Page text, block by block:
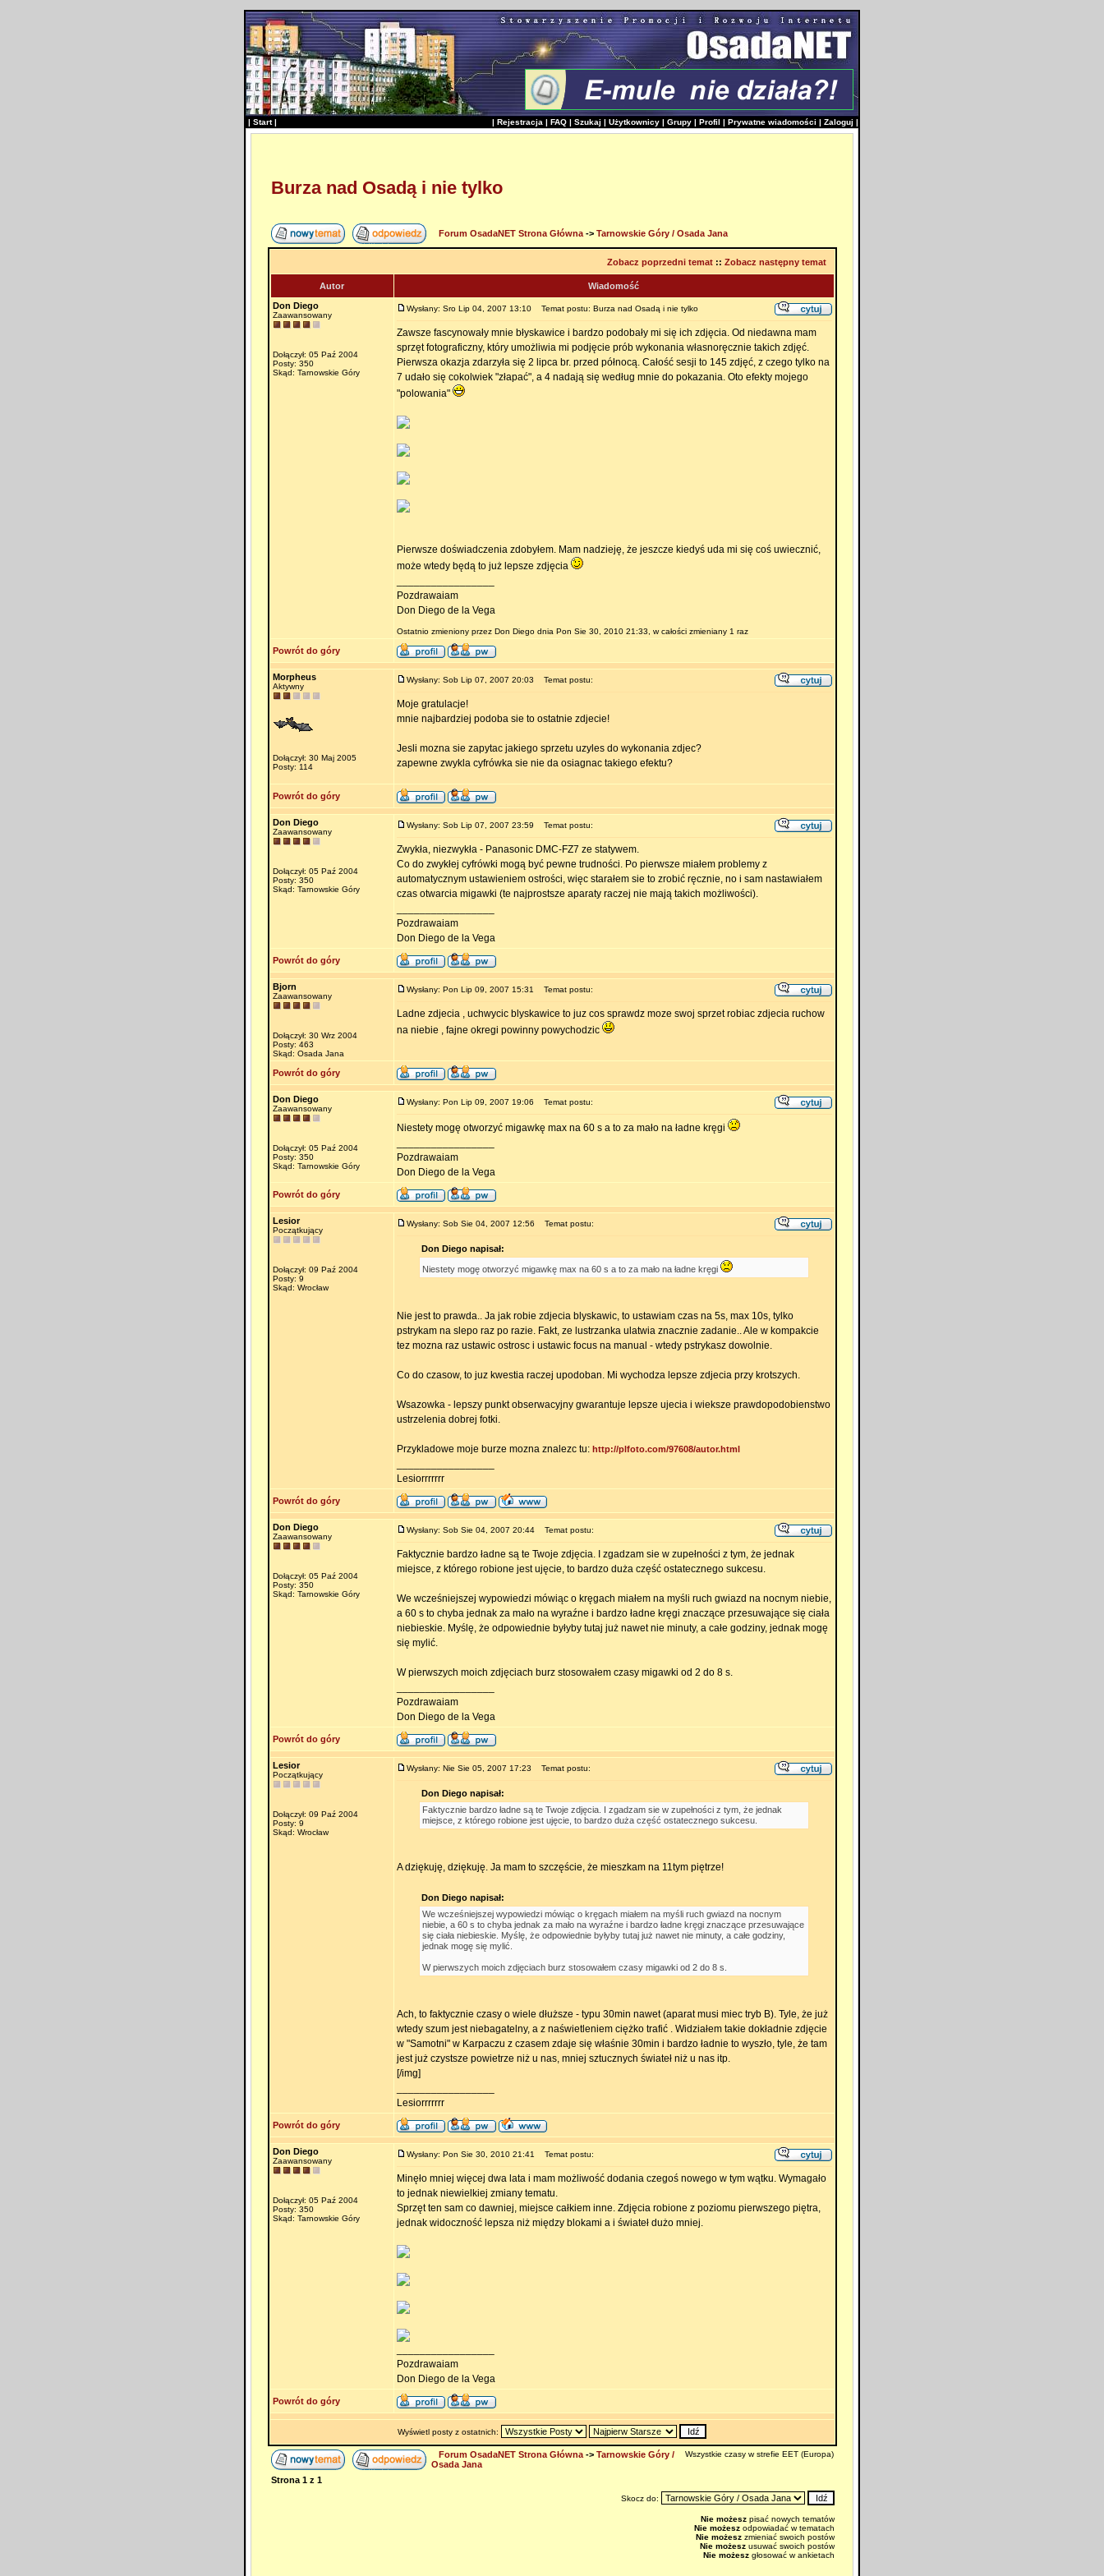
| Start| | Rejestracja | FAQ | Szukaj | Użytkownicy | Grupy | Profil | Prywatne wiadomości | Zaloguj |
Burza nad Osadą i nie tylko
Forum OsadaNET Strona Główna-> Tarnowskie Góry / Osada Jana
Zobacz poprzedni temat:: Zobacz następny temat
Autor
Wiadomość
Don Diego
Zaawansowany
Dołączył: 05 Paź 2004
Posty: 350
Skąd: Tarnowskie Góry
Wysłany: Sro Lip 04, 2007 13:10 Temat postu: Burza nad Osadą i nie tylko
Zawsze fascynowały mnie błyskawice i bardzo podobały mi się ich zdjęcia. Od niedawna mam
sprzęt fotograficzny, który umożliwia mi podjęcie prób wykonania własnoręcznie takich zdjęć.
Pierwsza okazja zdarzyła się 2 lipca br. przed północą. Całość sesji to 145 zdjęć, z czego tylko na
7 udało się cokolwiek "złapać", a 4 nadają się według mnie do pokazania. Oto efekty mojego
"polowania"
Pierwsze doświadczenia zdobyłem. Mam nadzieję, że jeszcze kiedyś uda mi się coś uwiecznić,
może wtedy będą to już lepsze zdjęcia
Pozdrawaiam
Don Diego de la Vega
Ostatnio zmieniony przez Don Diego dnia Pon Sie 30, 2010 21:33, w całości zmieniany 1 raz
Powrót do góry
Morpheus
Aktywny
Dołączył: 30 Maj 2005
Posty: 114
Wysłany: Sob Lip 07, 2007 20:03 Temat postu:
Moje gratulacje!
mnie najbardziej podoba sie to ostatnie zdjecie!
Jesli mozna sie zapytac jakiego sprzetu uzyles do wykonania zdjec?
zapewne zwykla cyfrówka sie nie da osiagnac takiego efektu?
Powrót do góry
Don Diego
Zaawansowany
Dołączył: 05 Paź 2004
Posty: 350
Skąd: Tarnowskie Góry
Wysłany: Sob Lip 07, 2007 23:59 Temat postu:
Zwykła, niezwykła - Panasonic DMC-FZ7 ze statywem.
Co do zwykłej cyfrówki mogą być pewne trudności. Po pierwsze miałem problemy z
automatycznym ustawieniem ostrości, więc starałem sie to zrobić ręcznie, no i sam nastawiałem
czas otwarcia migawki (te najprostsze aparaty raczej nie mają takich możliwości).
Pozdrawaiam
Don Diego de la Vega
Powrót do góry
Bjorn
Zaawansowany
Dołączył: 30 Wrz 2004
Posty: 463
Skąd: Osada Jana
Wysłany: Pon Lip 09, 2007 15:31 Temat postu:
Ladne zdjecia , uchwycic blyskawice to juz cos sprawdz moze swoj sprzet robiac zdjecia ruchow
na niebie , fajne okregi powinny powychodzic
Powrót do góry
Don Diego
Zaawansowany
Dołączył: 05 Paź 2004
Posty: 350
Skąd: Tarnowskie Góry
Wysłany: Pon Lip 09, 2007 19:06 Temat postu:
Niestety mogę otworzyć migawkę max na 60 s a to za mało na ładne kręgi
Pozdrawaiam
Don Diego de la Vega
Powrót do góry
Lesior
Początkujący
Dołączył: 09 Paź 2004
Posty: 9
Skąd: Wrocław
Wysłany: Sob Sie 04, 2007 12:56 Temat postu:
Don Diego napisał:
Niestety mogę otworzyć migawkę max na 60 s a to za mało na ładne kręgi
Nie jest to prawda.. Ja jak robie zdjecia blyskawic, to ustawiam czas na 5s, max 10s, tylko
pstrykam na slepo raz po razie. Fakt, ze lustrzanka ulatwia znacznie zadanie.. Ale w kompakcie
tez mozna raz ustawic ostrosc i ustawic focus na manual - wtedy pstrykasz dowolnie.
Co do czasow, to juz kwestia raczej upodoban. Mi wychodza lepsze zdjecia przy krotszych.
Wsazowka - lepszy punkt obserwacyjny gwarantuje lepsze ujecia i wieksze prawdopodobienstwo
ustrzelenia dobrej fotki.
Przykladowe moje burze mozna znalezc tu: http://plfoto.com/97608/autor.html
Lesiorrrrrrr
Powrót do góry
Don Diego
Zaawansowany
Dołączył: 05 Paź 2004
Posty: 350
Skąd: Tarnowskie Góry
Wysłany: Sob Sie 04, 2007 20:44 Temat postu:
Faktycznie bardzo ładne są te Twoje zdjęcia. I zgadzam sie w zupełności z tym, że jednak
miejsce, z którego robione jest ujęcie, to bardzo duża część ostatecznego sukcesu.
We wcześniejszej wypowiedzi mówiąc o kręgach miałem na myśli ruch gwiazd na nocnym niebie,
a 60 s to chyba jednak za mało na wyraźne i bardzo ładne kręgi znaczące przesuwające się ciała
niebieskie. Myślę, że odpowiednie byłyby tutaj już nawet nie minuty, a całe godziny, jednak mogę
się mylić.
W pierwszych moich zdjęciach burz stosowałem czasy migawki od 2 do 8 s.
Pozdrawaiam
Don Diego de la Vega
Powrót do góry
Lesior
Początkujący
Dołączył: 09 Paź 2004
Posty: 9
Skąd: Wrocław
Wysłany: Nie Sie 05, 2007 17:23 Temat postu:
Don Diego napisał:
Faktycznie bardzo ładne są te Twoje zdjęcia. I zgadzam sie w zupełności z tym, że jednak
miejsce, z którego robione jest ujęcie, to bardzo duża część ostatecznego sukcesu.
A dziękuję, dziękuję. Ja mam to szczęście, że mieszkam na 11tym piętrze!
Don Diego napisał:
We wcześniejszej wypowiedzi mówiąc o kręgach miałem na myśli ruch gwiazd na nocnym
niebie, a 60 s to chyba jednak za mało na wyraźne i bardzo ładne kręgi znaczące przesuwające
się ciała niebieskie. Myślę, że odpowiednie byłyby tutaj już nawet nie minuty, a całe godziny,
jednak mogę się mylić.
W pierwszych moich zdjęciach burz stosowałem czasy migawki od 2 do 8 s.
Ach, to faktycznie czasy o wiele dłuższe - typu 30min nawet (aparat musi miec tryb B). Tyle, że już
wtedy szum jest niebagatelny, a z naświetleniem ciężko trafić . Widziałem takie dokładnie zdjęcie
w "Samotni" w Karpaczu z czasem zdaje się właśnie 30min i bardzo ładnie to wyszło, tyle, że tam
jest już czystsze powietrze niż u nas, mniej sztucznych świateł niż u nas itp.
[/img]
Lesiorrrrrrr
Powrót do góry
Don Diego
Zaawansowany
Dołączył: 05 Paź 2004
Posty: 350
Skąd: Tarnowskie Góry
Wysłany: Pon Sie 30, 2010 21:41 Temat postu:
Minęło mniej więcej dwa lata i mam możliwość dodania czegoś nowego w tym wątku. Wymagało
to jednak niewielkiej zmiany tematu.
Sprzęt ten sam co dawniej, miejsce całkiem inne. Zdjęcia robione z poziomu pierwszego piętra,
jednak widoczność lepsza niż między blokami a i świateł dużo mniej.
Pozdrawaiam
Don Diego de la Vega
Powrót do góry
Wyświetl posty z ostatnich:
Forum OsadaNET Strona Główna-> Tarnowskie Góry /
Osada Jana
Wszystkie czasy w strefie EET (Europa)
Strona 1z 1
Skocz do:
Nie możeszpisać nowych tematów
Nie możeszodpowiadać w tematach
Nie możeszzmieniać swoich postów
Nie możeszusuwać swoich postów
Nie możeszgłosować w ankietach